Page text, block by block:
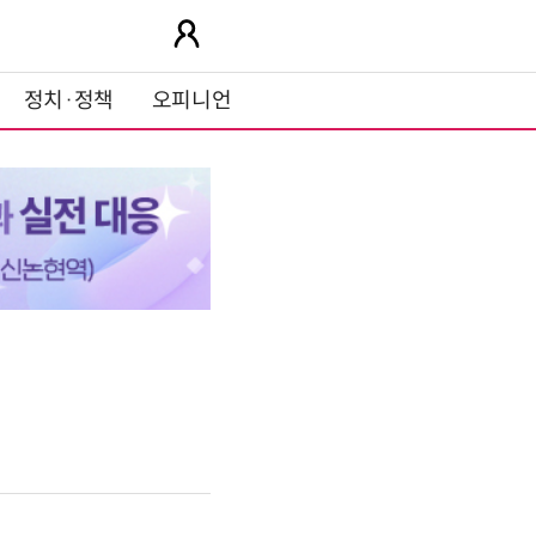
정치·정책 오피니언